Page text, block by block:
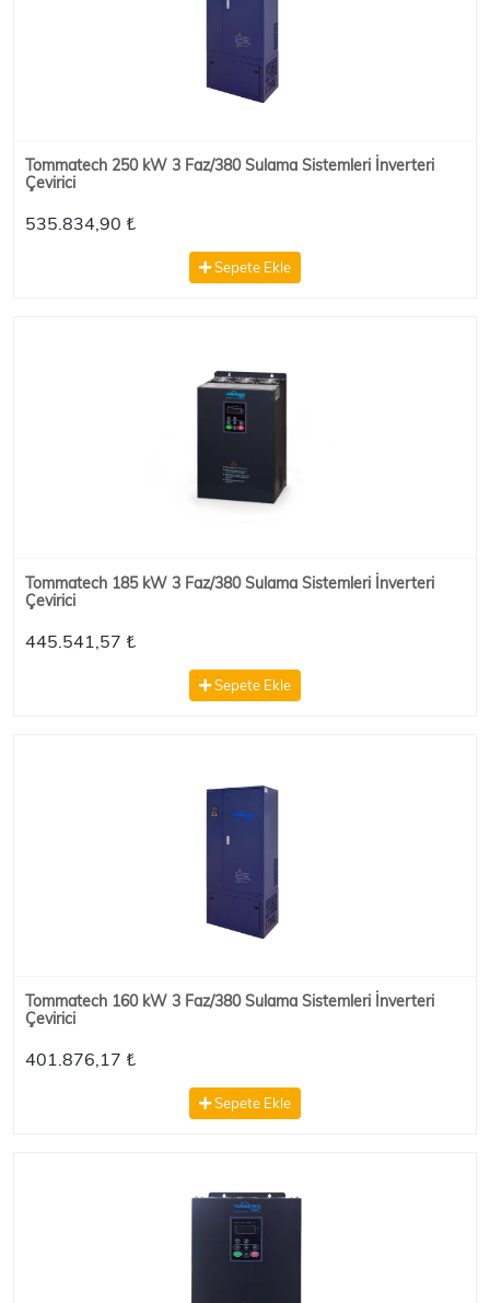
Tommatech 250 kW 3 Faz/380 Sulama Sistemleri İnverteri
Çevirici
535.834,90 ₺
Sepete Ekle
Tommatech 185 kW 3 Faz/380 Sulama Sistemleri İnverteri
Çevirici
445.541,57 ₺
Sepete Ekle
Tommatech 160 kW 3 Faz/380 Sulama Sistemleri İnverteri
Çevirici
401.876,17 ₺
Sepete Ekle